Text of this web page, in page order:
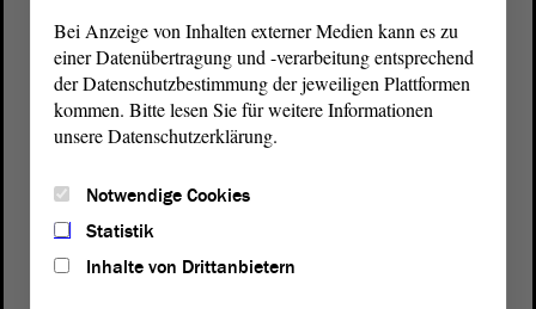
Landtagvon Sachsen-Anhalt
Domplatz 6–9
39104 Magdeburg
Bei Anzeige von Inhalten externer Medien kann es zu
einer Datenübertragung und -verarbeitung entsprechend
der Datenschutzbestimmung der jeweiligen Plattformen
kommen. Bitte lesen Sie für weitere Informationen
unsere Datenschutzerklärung.
Notwendige Cookies
Statistik
Inhalte von Drittanbietern